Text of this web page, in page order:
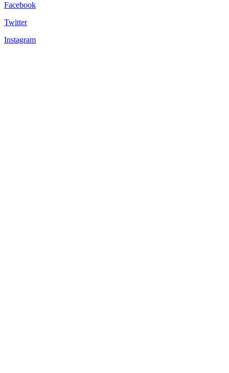
Facebook
Twitter
Instagram